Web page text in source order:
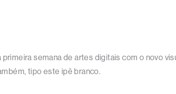
semana de artes digitais com o novo
tipo este ipê branco.